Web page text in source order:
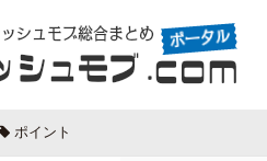
ポイント